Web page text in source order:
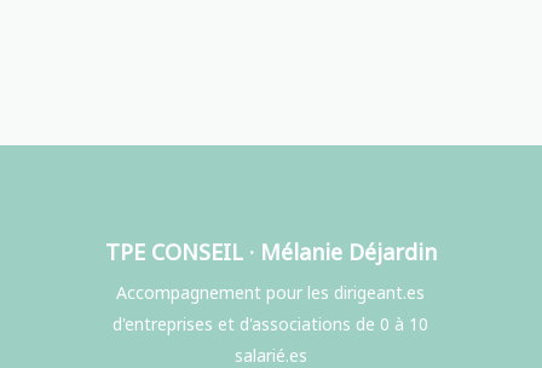
TPE CONSEIL · Mélanie Déjardin
Accompagnement pour les dirigeant.es
d'entreprises et d'associations de 0 à 10
salarié.es